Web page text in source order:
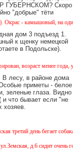
ГУБЕРНСКОМ? Скоро
"добрые" тёти
на один
дом 3 подъезд 1.
к щенку немецкой
в Подольске).
менее года,
В лесу, в районе дома
приметы - белое
зеленые глаза. Видно
что бывает если "не
день бегает собака
д.6 сидит очень